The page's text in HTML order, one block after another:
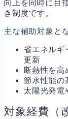
向上を同時に目
き制度です。
主な補助対象と
省エネルギ
更新
断熱性を高
節水性能の
太陽光発電
対象経費（